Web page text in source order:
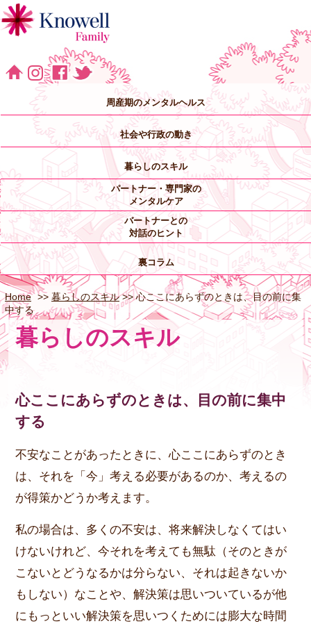
周産期のメンタルヘルス
社会や行政の動き
暮らしのスキル
パートナー・専門家の
メンタルケア
バートナーとの
対話のヒント
裏コラム
Home >> 暮らしのスキル>> 心ここにあらずのときは、目の前に集
中する
暮らしのスキル
心ここにあらずのときは、目の前に集中
する
不安なことがあったときに、心ここにあらずのとき
は、それを「今」考える必要があるのか、考えるの
が得策かどうか考えます。
私の場合は、多くの不安は、将来解決しなくてはい
けないけれど、今それを考えても無駄（そのときが
こないとどうなるかは分らない、それは起きないか
もしない）なことや、解決策は思いついているが他
にもっといい解決策を思いつくためには膨大な時間